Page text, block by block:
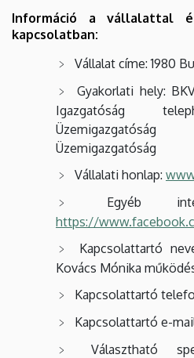
Információ a vállalattal
kapcsolatban:
Vállalat címe: 1980
Gyakorlati hely:
Igazgatóság
Üzemigazgatóság
Vállalati honlap:
Egyéb
https://
Kapcsolattartó
Kovács Mónika
Kapcsolattartó
Kapcsolattartó e-
Választható